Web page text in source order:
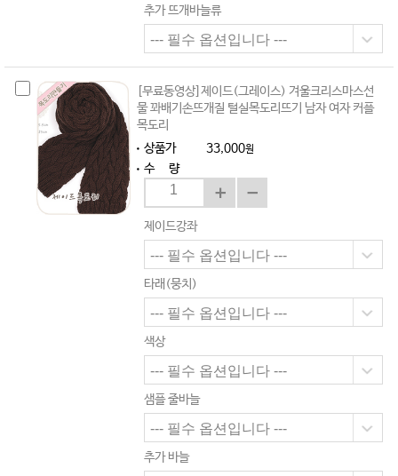
추가 뜨개바늘류
[무료동영상]제이드(그레이스) 겨울크리스마스선
물 꽈배기손뜨개질 털실목도리뜨기 남자 여자 커플
목도리
상품가
33,000원
수 량
제이드강좌
타래(뭉치)
색상
샘플 줄바늘
추가 바늘